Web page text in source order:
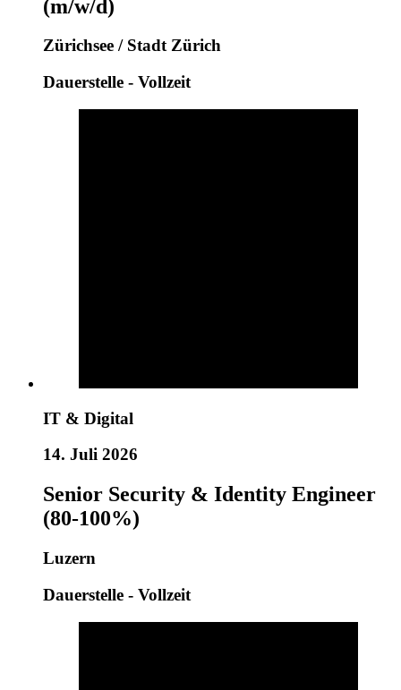
(m/w/d)
Zürichsee / Stadt Zürich
Dauerstelle - Vollzeit
IT & Digital
14. Juli 2026
Senior Security & Identity Engineer
(80-100%)
Luzern
Dauerstelle - Vollzeit